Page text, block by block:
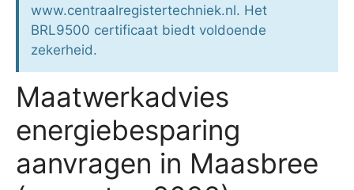
www.centraalregistertechniek.nl. Het
BRL9500 certificaat biedt voldoende
zekerheid.
Maatwerkadvies
energiebesparing
aanvragen in Maasbree